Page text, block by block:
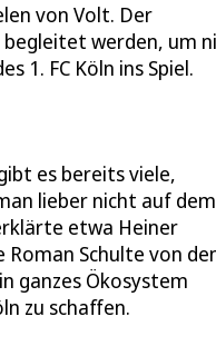
von Volt. Der
werden, um
1. FC Köln ins Spiel.
es bereits viele,
lieber nicht auf dem
etwa Heiner
Schulte von
ganzes Ökosystem
zu schaffen.